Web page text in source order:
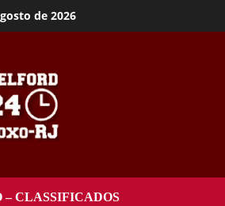
de 2026
– CLASSIFICADOS